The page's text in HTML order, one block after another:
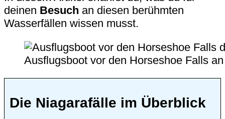
deinen Besuch an diesen berühmten
Wasserfällen wissen musst.
Ausflugsboot vor den Horseshoe Falls
Die Niagarafälle im Überblick